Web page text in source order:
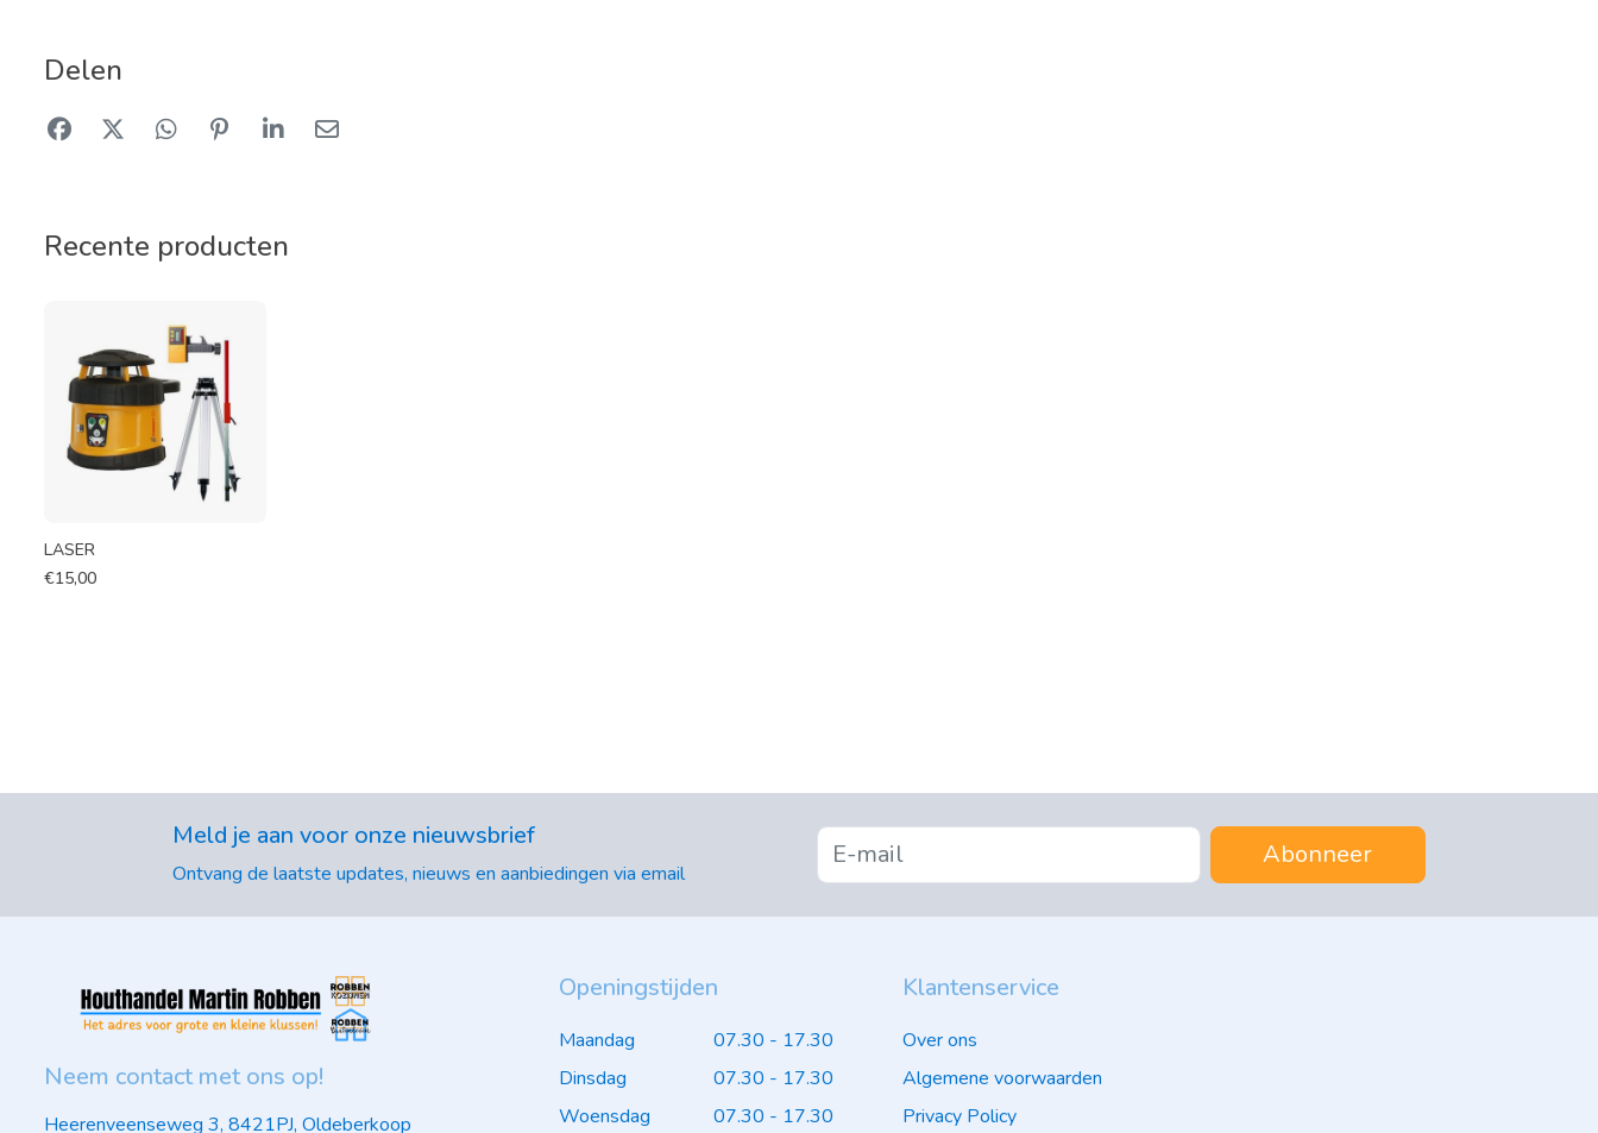
Delen
Recente producten
LASER
€15,00
Meld je aan voor onze nieuwsbrief
Ontvang de laatste updates, nieuws en aanbiedingen via email
Abonneer
Neem contact met ons op!
Heerenveenseweg 3, 8421PJ, Oldeberkoop
Openingstijden
Maandag
07.30 - 17.30
Dinsdag
07.30 - 17.30
Woensdag
07.30 - 17.30
Klantenservice
Over ons
Algemene voorwaarden
Privacy Policy